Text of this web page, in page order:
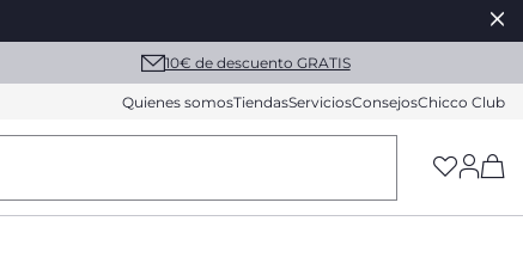
10€ de descuento GRATIS
Quienes somosTiendasServiciosConsejosChicco Club